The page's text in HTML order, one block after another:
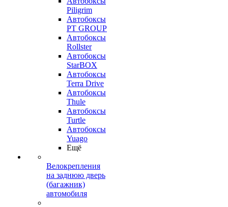
Piligrim
Автобоксы
PT GROUP
Автобоксы
Rollster
Автобоксы
StarBOX
Автобоксы
Terra Drive
Автобоксы
Thule
Автобоксы
Turtle
Автобоксы
Yuago
Ещё
Велокрепления
на заднюю дверь
(багажник)
автомобиля